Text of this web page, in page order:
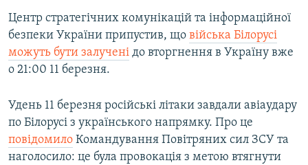
Центр стратегічних комунікацій та інформаційної
безпеки України припустив, що війська Білорусі
можуть бути залучені до вторгнення в Україну вже
о 21:00 11 березня.
Удень 11 березня російські літаки завдали авіаудару
по Білорусі з українського напрямку. Про це
повідомило Командування Повітряних сил ЗСУ та
наголосило: це була провокація з метою втягнути